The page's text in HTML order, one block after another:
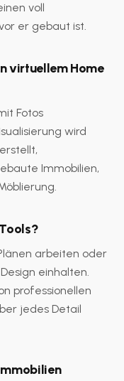
voll
er gebaut ist.
virtuellem Home
Fotos
wird
Immobilien,
arbeiten oder
einhalten.
professionellen
jedes Detail